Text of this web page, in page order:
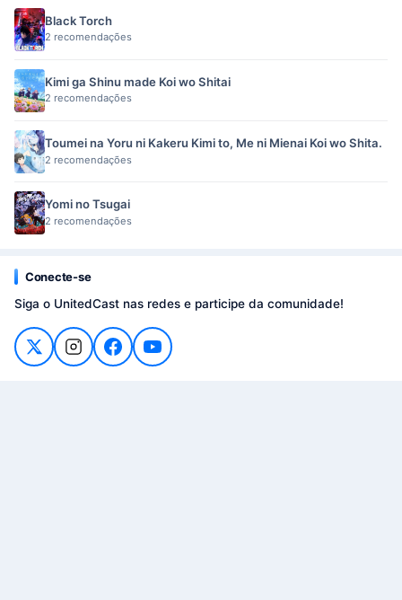
Black Torch
2 recomendações
Kimi ga Shinu made Koi wo Shitai
2 recomendações
Toumei na Yoru ni Kakeru Kimi to, Me ni Mienai Koi wo Shita.
2 recomendações
Yomi no Tsugai
2 recomendações
Conecte-se
Siga o UnitedCast nas redes e participe da comunidade!